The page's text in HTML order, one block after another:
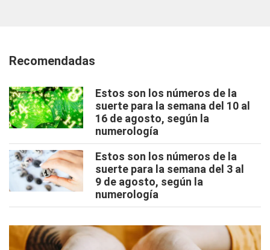
Recomendadas
Estos son los números de la
suerte para la semana del 10 al
16 de agosto, según la
numerología
Estos son los números de la
suerte para la semana del 3 al
9 de agosto, según la
numerología